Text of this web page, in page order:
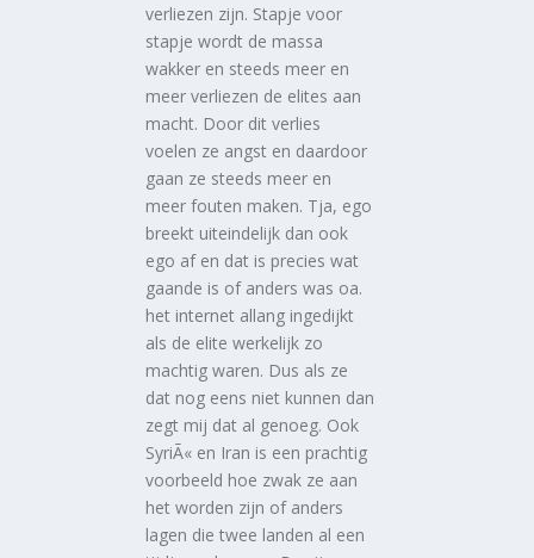
verliezen zijn. Stapje voor
stapje wordt de massa
wakker en steeds meer en
meer verliezen de elites aan
macht. Door dit verlies
voelen ze angst en daardoor
gaan ze steeds meer en
meer fouten maken. Tja, ego
breekt uiteindelijk dan ook
ego af en dat is precies wat
gaande is of anders was oa.
het internet allang ingedijkt
als de elite werkelijk zo
machtig waren. Dus als ze
dat nog eens niet kunnen dan
zegt mij dat al genoeg. Ook
SyriÃ« en Iran is een prachtig
voorbeeld hoe zwak ze aan
het worden zijn of anders
lagen die twee landen al een